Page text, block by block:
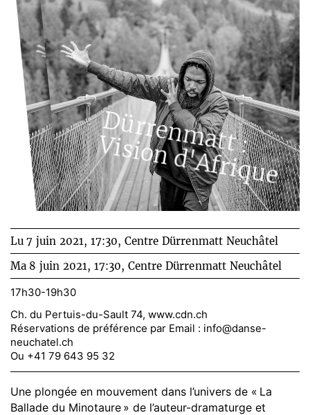
D
ü
r
r
e
n
m
a
t
t
: V
is
io
n
d
'A
f
r
iq
u
e
Lu 7 juin 2021, 17:30, Centre Dürrenmatt Neuchâtel
Ma 8 juin 2021, 17:30, Centre Dürrenmatt Neuchâtel
17h30-19h30
Ch. du Pertuis-du-Sault 74, www.cdn.ch
Réservations de préférence par Email : info@danse-
neuchatel.ch
Ou +41 79 643 95 32
Une plongée en mouvement dans l’univers de « La
Ballade du Minotaure » de l’auteur-dramaturge et